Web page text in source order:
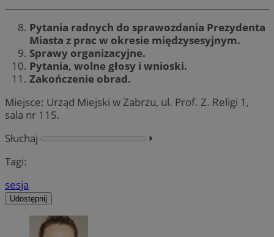
Pytania radnych do sprawozdania Prezydenta
Miasta z prac w okresie międzysesyjnym.
Sprawy organizacyjne.
Pytania, wolne głosy i wnioski.
Zakończenie obrad.
Miejsce: Urząd Miejski w Zabrzu, ul. Prof. Z. Religi 1,
sala nr 115.
Słuchaj
⏵︎
Tagi:
sesja
Udostępnij